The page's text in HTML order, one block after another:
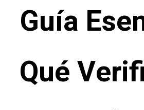
Guía
Qué